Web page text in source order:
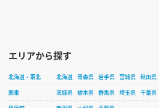
エリアから探す
北海道・東北 北海道 青森県 岩手県 宮城県 秋田県
関東
茨城県 栃木県 群馬県 埼玉県 千葉県